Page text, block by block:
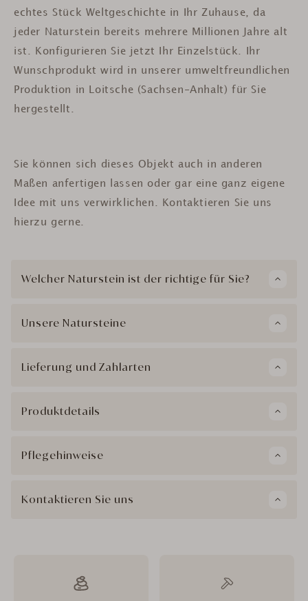
echtes Stück Weltgeschichte in Ihr Zuhause, da
jeder Naturstein bereits mehrere Millionen Jahre alt
ist.
Konfigurieren Sie jetzt Ihr Einzelstück. Ihr
Wunschprodukt wird in unserer umweltfreundlichen
Produktion in Loitsche (Sachsen-Anhalt) für Sie
hergestellt.
Sie können sich dieses Objekt auch in anderen
Maßen anfertigen lassen oder gar eine ganz eigene
Idee mit uns verwirklichen. Kontaktieren Sie uns
hierzu gerne.
Welcher Naturstein ist der richtige für Sie?
Unsere Natursteine
Lieferung und Zahlarten
Produktdetails
Pflegehinweise
Kontaktieren Sie uns